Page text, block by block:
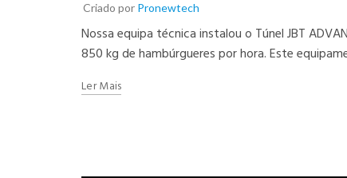
Criado por Pronewtech
Nossa equipa técnica instalou o Túnel JBT
850 kg de hambúrgueres por hora. Este
Ler Mais